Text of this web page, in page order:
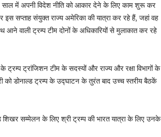
में अपनी विदेश नीति को आकार देने के लिए काम शुरू कर
सप्ताह संयुक्त राज्य अमेरिका की यात्रा कर रहे हैं, जहां वह
आने वाली ट्रम्प टीम दोनों के अधिकारियों से मुलाकात कर रहे
ट्रम्प ट्रांजिशन टीम के सदस्यों और राज्य और रक्षा विभागों के
को डोनाल्ड ट्रम्प के उद्घाटन के तुरंत बाद उच्च स्तरीय बैठकें
शिखर सम्मेलन के लिए श्री ट्रम्प की भारत यात्रा के लिए उनके